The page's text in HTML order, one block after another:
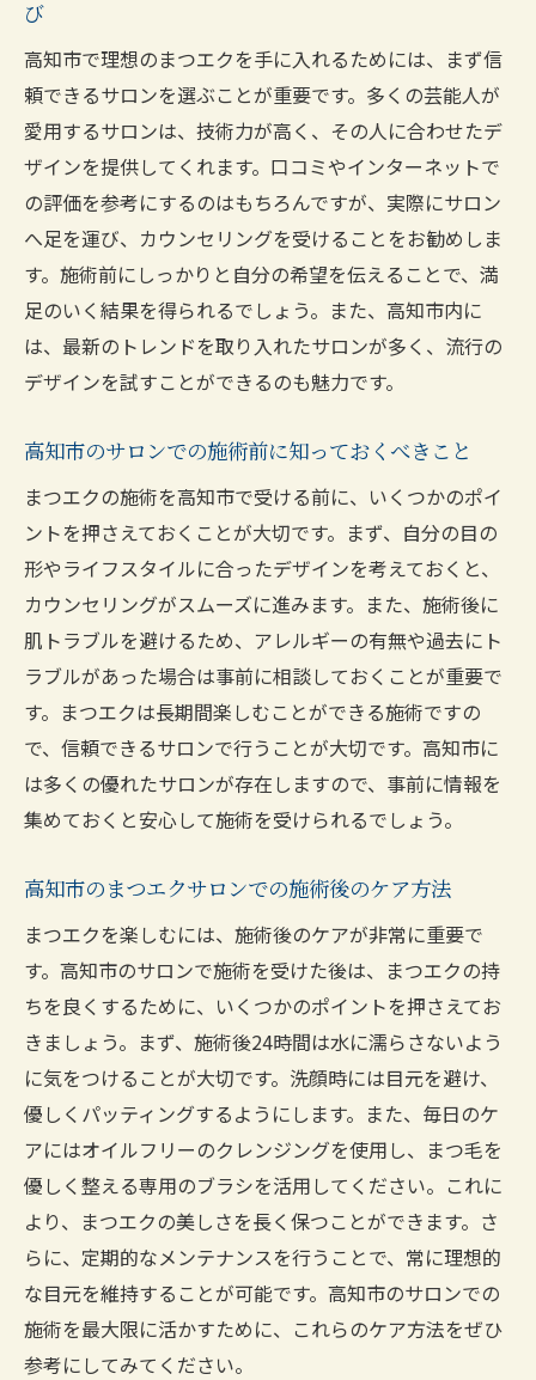
び
高知市で理想のまつエクを手に入れるためには、まず信
頼できるサロンを選ぶことが重要です。多くの芸能人が
愛用するサロンは、技術力が高く、その人に合わせたデ
ザインを提供してくれます。口コミやインターネットで
の評価を参考にするのはもちろんですが、実際にサロン
へ足を運び、カウンセリングを受けることをお勧めしま
す。施術前にしっかりと自分の希望を伝えることで、満
足のいく結果を得られるでしょう。また、高知市内に
は、最新のトレンドを取り入れたサロンが多く、流行の
デザインを試すことができるのも魅力です。
高知市のサロンでの施術前に知っておくべきこと
まつエクの施術を高知市で受ける前に、いくつかのポイ
ントを押さえておくことが大切です。まず、自分の目の
形やライフスタイルに合ったデザインを考えておくと、
カウンセリングがスムーズに進みます。また、施術後に
肌トラブルを避けるため、アレルギーの有無や過去にト
ラブルがあった場合は事前に相談しておくことが重要で
す。まつエクは長期間楽しむことができる施術ですの
で、信頼できるサロンで行うことが大切です。高知市に
は多くの優れたサロンが存在しますので、事前に情報を
集めておくと安心して施術を受けられるでしょう。
高知市のまつエクサロンでの施術後のケア方法
まつエクを楽しむには、施術後のケアが非常に重要で
す。高知市のサロンで施術を受けた後は、まつエクの持
ちを良くするために、いくつかのポイントを押さえてお
きましょう。まず、施術後24時間は水に濡らさないよう
に気をつけることが大切です。洗顔時には目元を避け、
優しくパッティングするようにします。また、毎日のケ
アにはオイルフリーのクレンジングを使用し、まつ毛を
優しく整える専用のブラシを活用してください。これに
より、まつエクの美しさを長く保つことができます。さ
らに、定期的なメンテナンスを行うことで、常に理想的
な目元を維持することが可能です。高知市のサロンでの
施術を最大限に活かすために、これらのケア方法をぜひ
参考にしてみてください。